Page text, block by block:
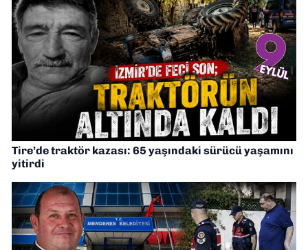
Tire’de traktör kazası: 65 yaşındaki sürücü yaşamını
yitirdi